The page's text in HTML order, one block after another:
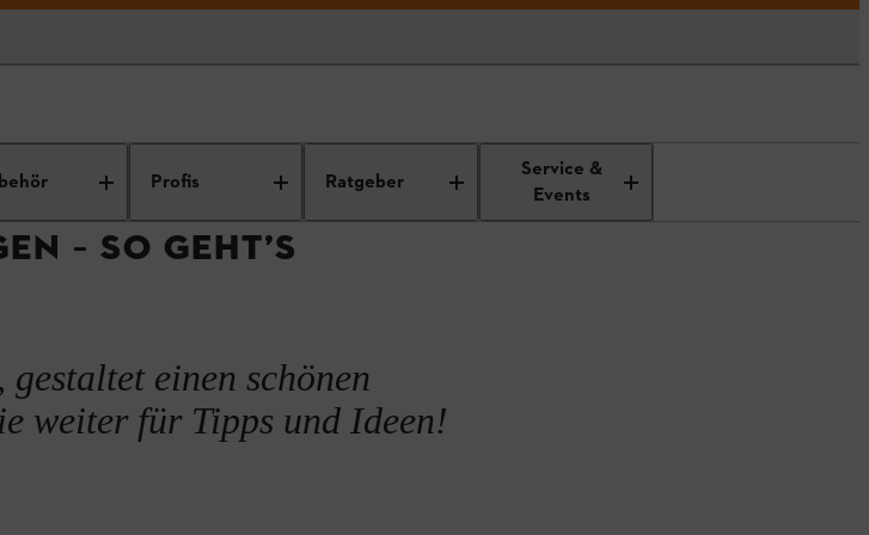
Profis Ratgeber
Service &
Events
– SO GEHT’S
einen schönen
weiter für Tipps und Ideen!